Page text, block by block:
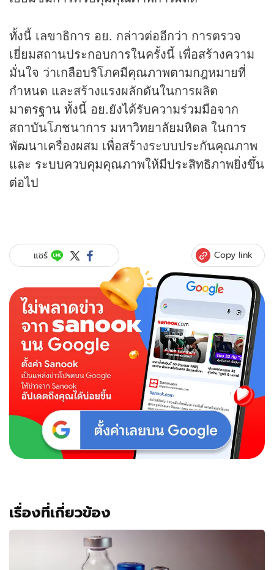
ทั้งนี้ เลขาธิการ อย. กล่าวต่ออีกว่า การตรวจ
เยี่ยมสถานประกอบการในครั้งนี้ เพื่อสร้างความ
มั่นใจ ว่าเกลือบริโภคมีคุณภาพตามกฎหมายที่
กำหนด และสร้างแรงผลักดันในการผลิต
มาตรฐาน ทั้งนี้ อย.ยังได้รับความร่วมมือจาก
สถาบันโภชนาการ มหาวิทยาลัยมหิดล ในการ
พัฒนาเครื่องผสม เพื่อสร้างระบบประกันคุณภาพ
และ ระบบควบคุมคุณภาพให้มีประสิทธิภาพยิ่งขึ้น
ต่อไป
แชร์ Copy link
เรื่องที่เกี่ยวข้อง